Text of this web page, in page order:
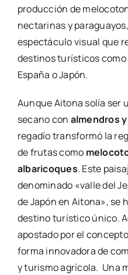
producción de
nectarinas y
espectáculo visual que
destinos turísticos como
España o Japón.
Aunque Aitona solía ser
secano con almendros
regadío transformó la
de frutas como
albaricoques. Este
denominado «valle del
de Japón en Aitona», se
destino turístico único.
apostado por el
forma innovadora de
y turismo agrícola. Una